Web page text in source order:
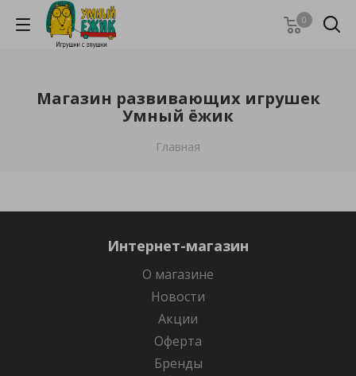
0
Магазин развивающих игрушек
Умный ёжик
Главная
Интернет-магазин
О магазине
Новости
Акции
Оферта
Бренды